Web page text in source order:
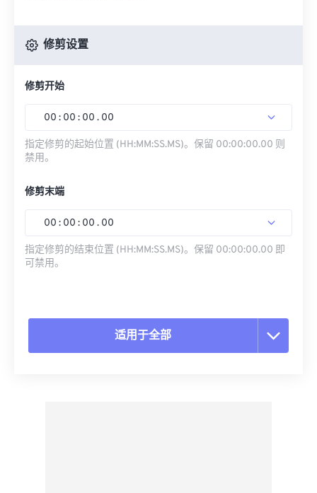
修剪设置
修剪开始
00 : 00 : 00 . 00
指定修剪的起始位置 (HH:MM:SS.MS)。保留 00:00:00.00 则
禁用。
修剪末端
00 : 00 : 00 . 00
指定修剪的结束位置 (HH:MM:SS.MS)。保留 00:00:00.00 即
可禁用。
适用于全部